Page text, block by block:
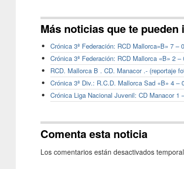
Más noticias que te pueden
Crónica 3ª Federación: RCD Mallorca»B» 7 –
Crónica 3ª Federación: RCD Mallorca «B» 2 –
RCD. Mallorca B . CD. Manacor .- (reportaje
Crónica 3ª Div.: R.C.D. Mallorca Sad «B» 4 –
Crónica Liga Nacional Juvenil: CD Manacor 1
Comenta esta noticia
Los comentarios están desactivados